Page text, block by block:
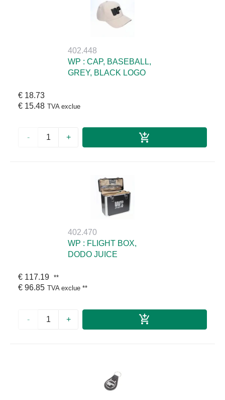
402.448
WP : CAP, BASEBALL,
GREY, BLACK LOGO
€ 18.73
€ 15.48 TVA exclue
- +
402.470
WP : FLIGHT BOX,
DODO JUICE
€ 117.19 **
€ 96.85 TVA exclue **
- +